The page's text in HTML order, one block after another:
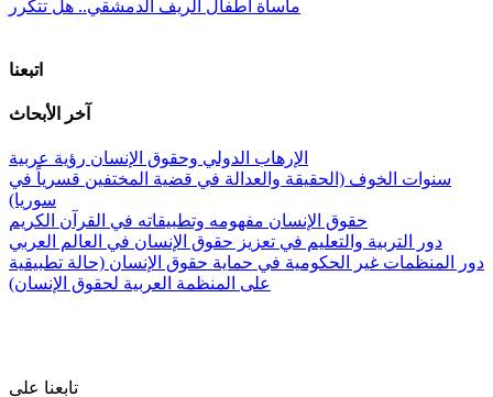
مأساة أطفال الريف الدمشقي.. هل تتكرر
اتبعنا
آخر الأبحاث
الإرهاب الدولي وحقوق الإنسان رؤية عربية
سنوات الخوف (الحقيقة والعدالة في قضية المختفين قسرياً في
سوريا)
حقوق الإنسان مفهومه وتطبيقاته في القرآن الكريم
دور التربية والتعليم في تعزيز حقوق الإنسان في العالم العربي
دور المنظمات غير الحكومية في حماية حقوق الإنسان (حالة تطبيقية
على المنظمة العربية لحقوق الإنسان)
تابعنا على